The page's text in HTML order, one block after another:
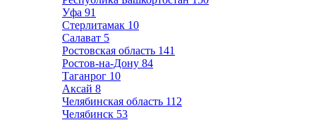
Уфа 91
Стерлитамак 10
Салават 5
Ростовская область 141
Ростов-на-Дону 84
Таганрог 10
Аксай 8
Челябинская область 112
Челябинск 53